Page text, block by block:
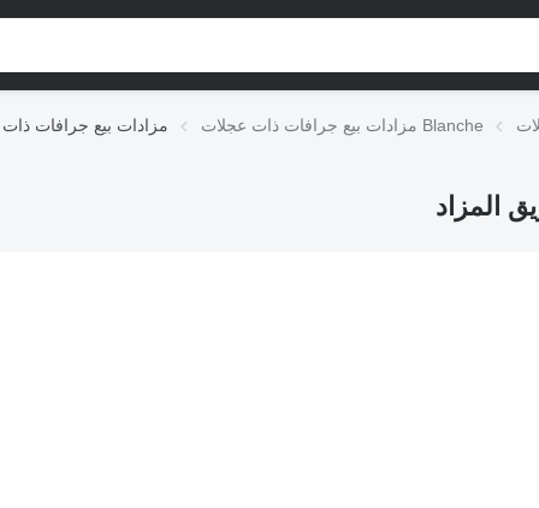
مزادات بيع جرافات مزادات بيع جرافات ذات عجلات Blanche